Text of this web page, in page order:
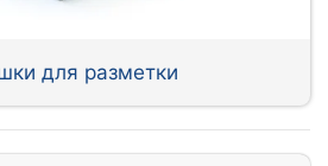
для разметки